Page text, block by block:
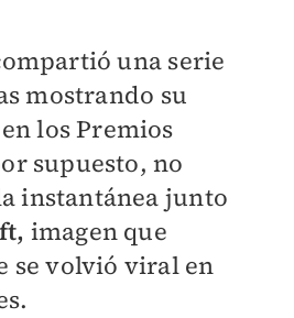
una serie
mostrando su
los Premios
supuesto, no
instantánea junto
imagen que
se volvió viral en